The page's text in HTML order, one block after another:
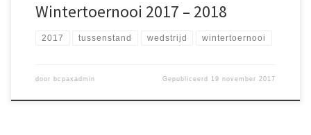
Wintertoernooi 2017 – 2018
2017 tussenstand wedstrijd wintertoernooi
door bcpaxadmin Gepubliceerd 19 november 2017